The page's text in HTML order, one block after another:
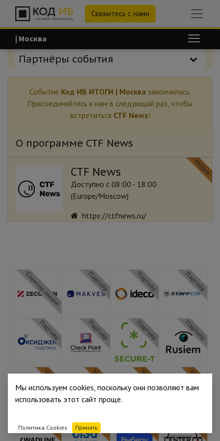
Свяжитесь с нами
| Москва
Партнёры события
Событие Код ИБ ИТОГИ | Москва закончилась.
Присоединяйтесь к нам в следующий раз, чтобы
встретиться CTF News!
О программе CTF News
CTF News Медиа
Доступно с 08:00 - 18:00
(Europe/Moscow)
https://ctfnews.ru/
Спонсор секции Партнёр Партнёр Партнёр
Партнёр Партнёр Партнёр Партнёр
Медиа Медиа Медиа Медиа
Медиа Медиа
Мы используем cookies, поскольку они позволяют вам
использовать этот сайт проще.
Политика Cookies Принять